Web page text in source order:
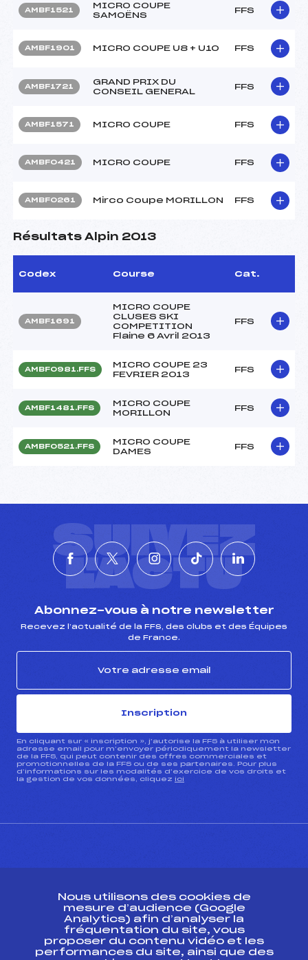
AMBF1521
MICRO COUPE
SAMOËNS
FFS
AMBF1901 MICRO COUPE U8 + U10 FFS
AMBF1721
GRAND PRIX DU
CONSEIL GENERAL
FFS
AMBF1571 MICRO COUPE FFS
AMBF0421 MICRO COUPE FFS
AMBF0261 Mirco Coupe MORILLON FFS
Résultats Alpin 2013
Codex Course Cat.
AMBF1691
MICRO COUPE
CLUSES SKI
COMPETITION
Flaine 6 Avril 2013
FFS
AMBF0981.FFS
MICRO COUPE 23
FEVRIER 2013
FFS
AMBF1481.FFS
MICRO COUPE
MORILLON
FFS
AMBF0521.FFS
MICRO COUPE
DAMES
FFS
SUIVEZ
L'ACTU
Abonnez-vous à notre newsletter
Recevez l’actualité de la FFS, des clubs et des Équipes
de France.
Inscription
En cliquant sur « inscription », j’autorise la FFS à utiliser mon
adresse email pour m’envoyer périodiquement la newsletter
de la FFS, qui peut contenir des offres commerciales et
promotionnelles de la FFS ou de ses partenaires. Pour plus
d’informations sur les modalités d’exercice de vos droits et
la gestion de vos données, cliquez ici
ESPACE PRESSE
Ressources
Pass’Neige
Nous utilisons des cookies de
mesure d’audience (Google
Analytics) afin d’analyser la
fréquentation du site, vous
proposer du contenu vidéo et les
performances du site, ainsi que des